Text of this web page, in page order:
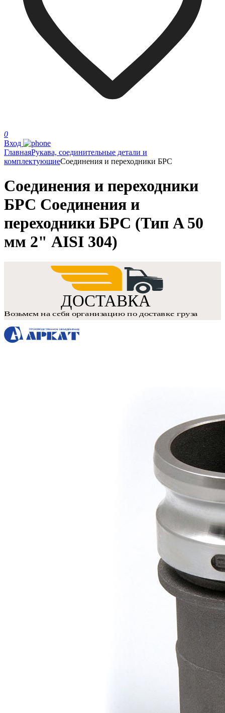
0
Вход
ГлавнаяРукава, соединительные детали и
комплектующиеСоединения и переходники БРС
Соединения и переходники
БРС Соединения и
переходники БРС (Тип A 50
мм 2" AISI 304)